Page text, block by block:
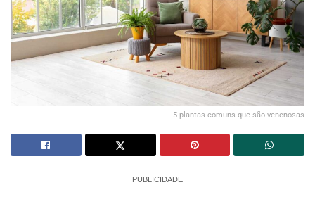
5 plantas comuns que são venenosas
PUBLICIDADE